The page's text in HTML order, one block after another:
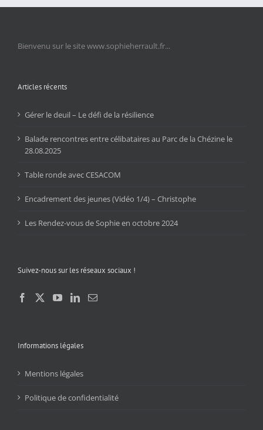
Bienvenu sur le site www.sophieherrault.fr...
Articles récents
Gérer le deuil – Le défi de la résilience
Balade rencontres entre célibataires au Parc de la Chézine le
28.08.2025
Table ronde avec CESACOM
Encadrement des jeunes (Vidéo 1/4) – Christophe
Les Rendez-vous de Sophie en octobre 2024
Suivez-nous sur les réseaux sociaux !
Informations légales
Mentions légales
Politique de confidentialité